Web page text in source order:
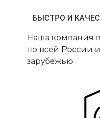
БЫСТРО И
Наша компания
по всей России
зарубежью